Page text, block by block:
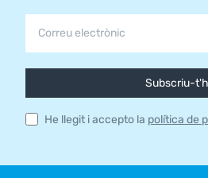
Subscriu-
He llegit i accepto la política de